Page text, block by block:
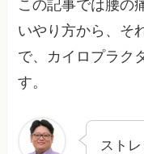
この記事では腰の
いやり方から、そ
で、カイロプラク
す。
スト